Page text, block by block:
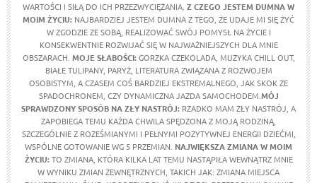
WARTOŚCI I SIŁĄ DO ICH PRZEZWYCIĘŻANIA. Z CZEGO JESTEM DUMNA W
MOIM ŻYCIU: NAJBARDZIEJ JESTEM DUMNA Z TEGO, ŻE UDAJE MI SIĘ ŻYĆ
W ZGODZIE ZE SOBĄ, REALIZOWAĆ SWÓJ POMYSŁ NA ŻYCIE I
KONSEKWENTNIE ROZWIJAĆ SIĘ W NAJWAŻNIEJSZYCH DLA MNIE
OBSZARACH. MOJE SŁABOŚCI:GORZKA CZEKOLADA, MUZYKA CHILL OUT,
BIAŁE TULIPANY, PARYŻ, LITERATURA ZWIĄZANA Z ROZWOJEM
OSOBISTYM, A CZASEM COŚ BARDZIEJ EKSTREMALNEGO, JAK SKOK ZE
SPADOCHRONEM, CZY DYNAMICZNA JAZDA SAMOCHODEM. MÓJ
SPRAWDZONY SPOSÓB NA ZŁY NASTRÓJ: RZADKO MAM ZŁY NASTRÓJ, A
ZAPOBIEGA TEMU KAŻDA CHWILA SPĘDZONA Z MOJĄ RODZINĄ,
SZCZEGÓLNIE Z ROZEŚMIANYMI I PEŁNYMI POZYTYWNEJ ENERGII DZIEĆMI,
WSPÓLNE GOTOWANIE WG 5 PRZEMIAN. NAJWIĘKSZA ZMIANA W MOIM
ŻYCIU:TO ZMIANA, KTÓRA KILKA LAT TEMU NASTĄPIŁA WEWNĄTRZ MNIE
W WYNIKU ZMIAN ZEWNĘTRZNYCH, TAKICH JAK: ZMIANA MIEJSCA